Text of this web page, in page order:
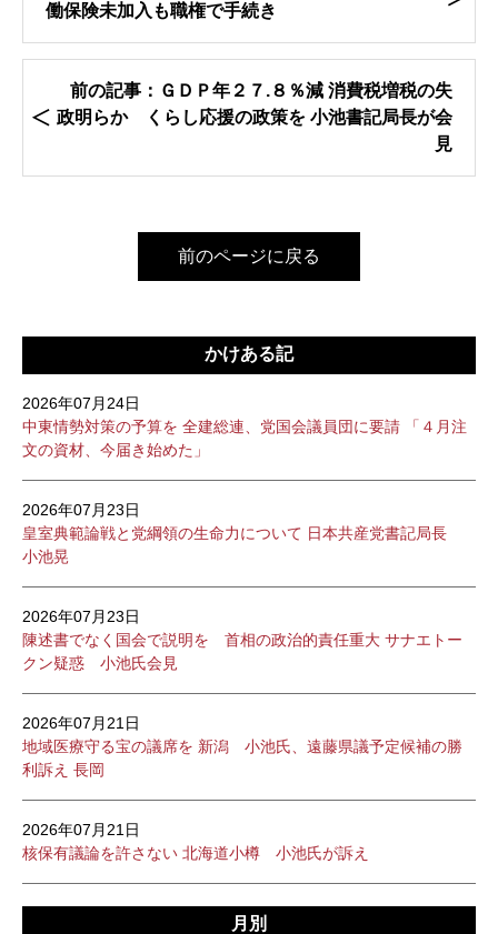
働保険未加入も職権で手続き
前の記事：ＧＤＰ年２７.８％減 消費税増税の失
政明らか くらし応援の政策を 小池書記局長が会
見
前のページに戻る
かけある記
2026年07月24日
中東情勢対策の予算を 全建総連、党国会議員団に要請 「４月注
文の資材、今届き始めた」
2026年07月23日
皇室典範論戦と党綱領の生命力について 日本共産党書記局長
小池晃
2026年07月23日
陳述書でなく国会で説明を 首相の政治的責任重大 サナエトー
クン疑惑 小池氏会見
2026年07月21日
地域医療守る宝の議席を 新潟 小池氏、遠藤県議予定候補の勝
利訴え 長岡
2026年07月21日
核保有議論を許さない 北海道小樽 小池氏が訴え
月別